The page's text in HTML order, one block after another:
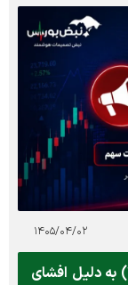
۱۴۰۵/۰۴/۰۲
به اطلاع میرساند: نماد معاملاتی (فرود ۱) به دلیل افشای